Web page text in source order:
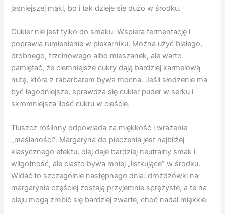
jaśniejszej mąki, bo i tak dzieje się dużo w środku.
Cukier nie jest tylko do smaku. Wspiera fermentację i
poprawia rumienienie w piekarniku. Można użyć białego,
drobnego, trzcinowego albo mieszanek, ale warto
pamiętać, że ciemniejsze cukry dają bardziej karmelową
nutę, która z rabarbarem bywa mocna. Jeśli słodzenie ma
być łagodniejsze, sprawdza się cukier puder w serku i
skromniejsza ilość cukru w cieście.
Tłuszcz roślinny odpowiada za miękkość i wrażenie
„maślaności”. Margaryna do pieczenia jest najbliżej
klasycznego efektu, olej daje bardziej neutralny smak i
wilgotność, ale ciasto bywa mniej „listkujące” w środku.
Widać to szczególnie następnego dnia: drożdżówki na
margarynie częściej zostają przyjemnie sprężyste, a te na
oleju mogą zrobić się bardziej zwarte, choć nadal miękkie.